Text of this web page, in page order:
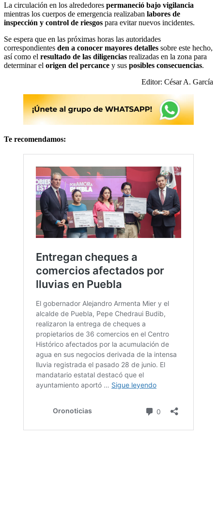
La circulación en los alrededores permaneció bajo vigilancia
mientras los cuerpos de emergencia realizaban labores de
inspección y control de riesgos para evitar nuevos incidentes.
Se espera que en las próximas horas las autoridades
correspondientes den a conocer mayores detalles sobre este hecho,
así como el resultado de las diligencias realizadas en la zona para
determinar el origen del percance y sus posibles consecuencias.
Editor: César A. García
Te recomendamos: